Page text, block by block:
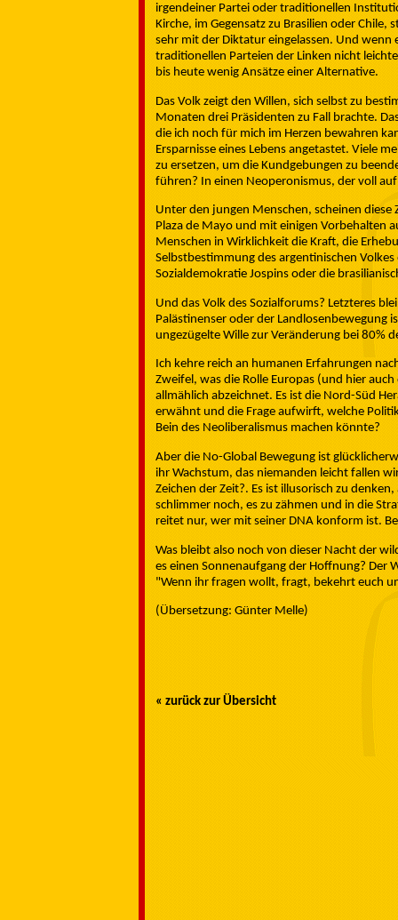
irgendeiner Partei oder traditionellen
Kirche, im Gegensatz zu Brasilien oder
sehr mit der Diktatur eingelassen. Und wenn
traditionellen Parteien der Linken nicht
bis heute wenig Ansätze einer Alternative.
Das Volk zeigt den Willen, sich selbst zu
Monaten drei Präsidenten zu Fall brachte.
die ich noch für mich im Herzen bewahren
Ersparnisse eines Lebens angetastet. Viele
zu ersetzen, um die Kundgebungen zu
führen? In einen Neoperonismus, der voll
Unter den jungen Menschen, scheinen
Plaza de Mayo und mit einigen Vorbehalten
Menschen in Wirklichkeit die Kraft, die
Selbstbestimmung des argentinischen
Sozialdemokratie Jospins oder die
Und das Volk des Sozialforums? Letzteres
Palästinenser oder der Landlosenbewegung
ungezügelte Wille zur Veränderung bei 80%
Ich kehre reich an humanen Erfahrungen
Zweifel, was die Rolle Europas (und hier
allmählich abzeichnet. Es ist die Nord-Süd
erwähnt und die Frage aufwirft, welche
Bein des Neoliberalismus machen könnte?
Aber die No-Global Bewegung ist
ihr Wachstum, das niemanden leicht fallen
Zeichen der Zeit?. Es ist illusorisch zu
schlimmer noch, es zu zähmen und in die
reitet nur, wer mit seiner DNA konform ist.
Was bleibt also noch von dieser Nacht der
es einen Sonnenaufgang der Hoffnung?
"Wenn ihr fragen wollt, fragt, bekehrt euch
(Übersetzung: Günter Melle)
« zurück zur Übersicht